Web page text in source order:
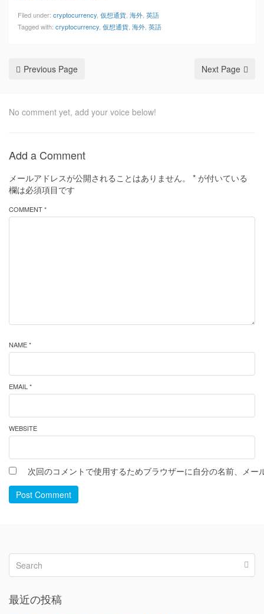
Filed under: cryptocurrency 仮想通貨 海外 英語
Tagged with: cryptocurrency 仮想通貨 海外 英語
Previous Page Next Page
No comment yet, add your voice below!
Add a Comment
メールアドレスが公開されることはありません。 * が付いている
欄は必須項目です
COMMENT *
NAME *
EMAIL *
WEBSITE
次回のコメントで使用するためブラウザーに自分の名前、メー
Post Comment
最近の投稿